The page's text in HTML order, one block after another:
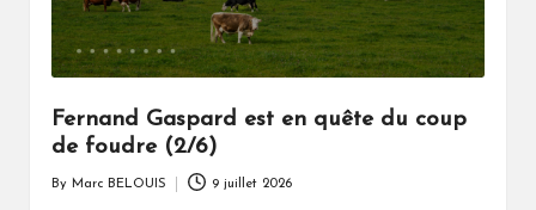
Fernand Gaspard est en quête du coup
de foudre (2/6)
By Marc BELOUIS 9 juillet 2026